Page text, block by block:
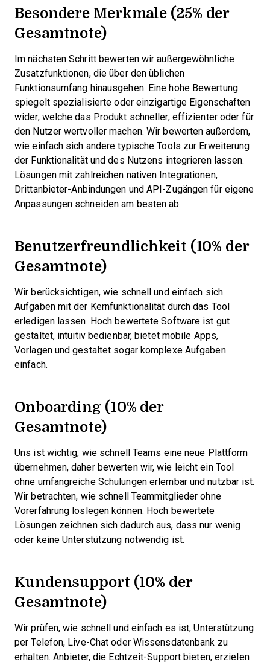
Besondere Merkmale (25% der
Gesamtnote)
Im nächsten Schritt bewerten wir außergewöhnliche
Zusatzfunktionen, die über den üblichen
Funktionsumfang hinausgehen. Eine hohe Bewertung
spiegelt spezialisierte oder einzigartige Eigenschaften
wider, welche das Produkt schneller, effizienter oder für
den Nutzer wertvoller machen. Wir bewerten außerdem,
wie einfach sich andere typische Tools zur Erweiterung
der Funktionalität und des Nutzens integrieren lassen.
Lösungen mit zahlreichen nativen Integrationen,
Drittanbieter-Anbindungen und API-Zugängen für eigene
Anpassungen schneiden am besten ab.
Benutzerfreundlichkeit (10% der
Gesamtnote)
Wir berücksichtigen, wie schnell und einfach sich
Aufgaben mit der Kernfunktionalität durch das Tool
erledigen lassen. Hoch bewertete Software ist gut
gestaltet, intuitiv bedienbar, bietet mobile Apps,
Vorlagen und gestaltet sogar komplexe Aufgaben
einfach.
Onboarding (10% der
Gesamtnote)
Uns ist wichtig, wie schnell Teams eine neue Plattform
übernehmen, daher bewerten wir, wie leicht ein Tool
ohne umfangreiche Schulungen erlernbar und nutzbar ist.
Wir betrachten, wie schnell Teammitglieder ohne
Vorerfahrung loslegen können. Hoch bewertete
Lösungen zeichnen sich dadurch aus, dass nur wenig
oder keine Unterstützung notwendig ist.
Kundensupport (10% der
Gesamtnote)
Wir prüfen, wie schnell und einfach es ist, Unterstützung
per Telefon, Live-Chat oder Wissensdatenbank zu
erhalten. Anbieter, die Echtzeit-Support bieten, erzielen